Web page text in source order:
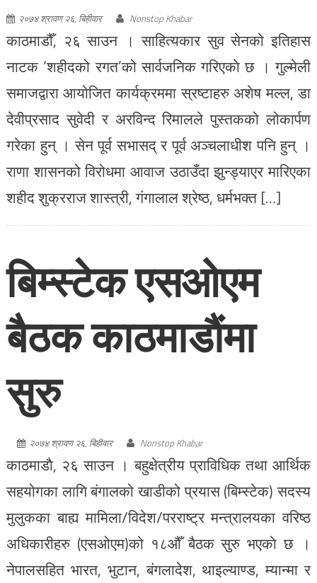
२०७४ श्रावण २६, बिहीवार Nonstop Khabar
काठमाडौँ, २६ साउन । साहित्यकार सुव सेनको इतिहास
नाटक ‘शहीदको रगत’को सार्वजनिक गरिएकाे छ । गुल्मेली
समाजद्वारा आयोजित कार्यक्रममा स्रष्टाहरु अशेष मल्ल, डा
देवीप्रसाद सुवेदी र अरविन्द रिमालले पुस्तकको लोकार्पण
गरेका हुन् । सेन पूर्व सभासद् र पूर्व अञ्चलाधीश पनि हुन् ।
राणा शासनको विरोधमा आवाज उठाउँदा झुन्ड्याएर मारिएका
शहीद शुक्रराज शास्त्री, गंगालाल श्रेष्ठ, धर्मभक्त […]
बिम्स्टेक एसओएम
बैठक काठमाडाैंमा
सुरु
२०७४ श्रावण २६, बिहीवार Nonstop Khabar
काठमाडाै, २६ साउन । बहुक्षेत्रीय प्राविधिक तथा आर्थिक
सहयोगका लागि बंगालको खाडीको प्रयास (बिम्स्टेक) सदस्य
मुलुकका बाह्य मामिला/विदेश/परराष्ट्र मन्त्रालयका वरिष्ठ
अधिकारीहरु (एसओएम)को १८औँ बैठक सुरु भएकाे छ ।
नेपालसहित भारत, भुटान, बंगलादेश, थाइल्याण्ड, म्यान्मा र